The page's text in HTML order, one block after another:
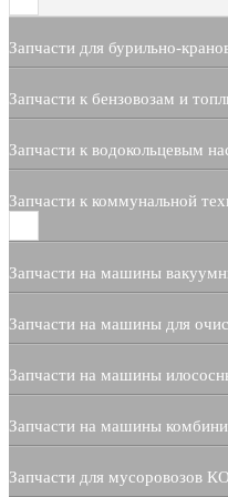
Запчасти для бурильно-
Запчасти к бензовозам и
Запчасти к водокольцевым
Запчасти к коммунальной
Запчасти на машины
Запчасти на машины для
Запчасти на машины
Запчасти на машины
Запчасти для